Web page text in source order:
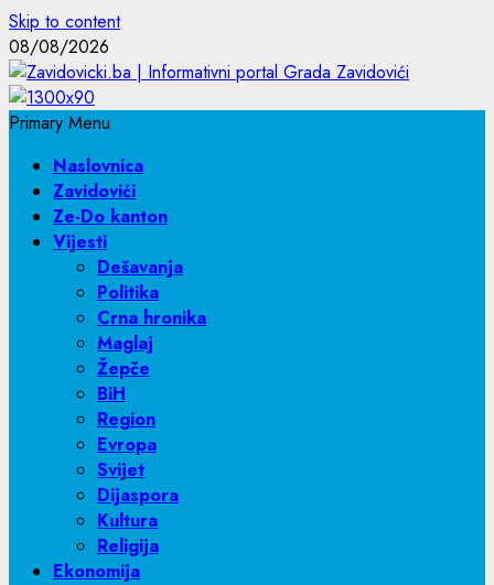
Skip to content
08/08/2026
Primary Menu
Naslovnica
Zavidovići
Ze-Do kanton
Vijesti
Dešavanja
Politika
Crna hronika
Maglaj
Žepče
BiH
Region
Evropa
Svijet
Dijaspora
Kultura
Religija
Ekonomija